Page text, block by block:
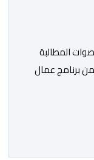
المطالبة
برنامج عمال